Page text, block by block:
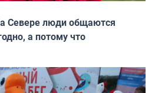
Севере люди общаются
а потому что